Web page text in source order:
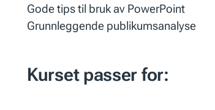
Gode tips til bruk av PowerPoint
Grunnleggende publikumsanalyse
Kurset passer for: